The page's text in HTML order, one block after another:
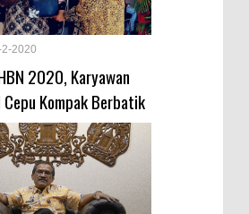
2-2020
2020, Karyawan
Cepu Kompak Berbatik